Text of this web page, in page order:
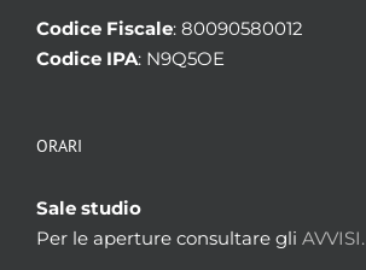
Codice Fiscale: 80090580012
Codice IPA: N9Q5OE
ORARI
Sale studio
Per le aperture consultare gli AVVISI.